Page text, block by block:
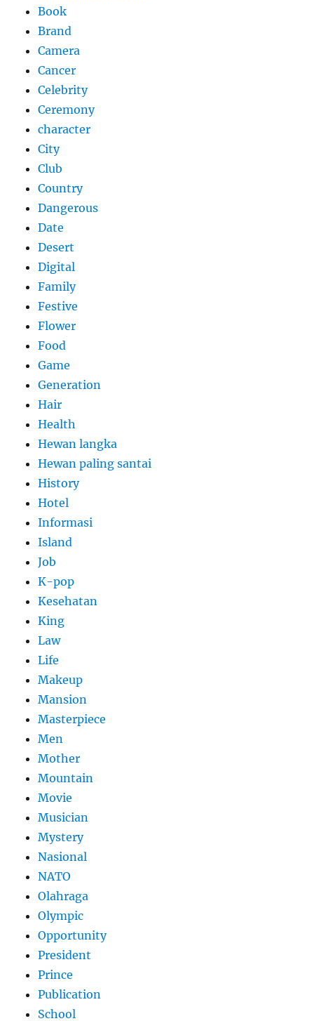
Book
Brand
Camera
Cancer
Celebrity
Ceremony
character
City
Club
Country
Dangerous
Date
Desert
Digital
Family
Festive
Flower
Food
Game
Generation
Hair
Health
Hewan langka
Hewan paling santai
History
Hotel
Informasi
Island
Job
K-pop
Kesehatan
King
Law
Life
Makeup
Mansion
Masterpiece
Men
Mother
Mountain
Movie
Musician
Mystery
Nasional
NATO
Olahraga
Olympic
Opportunity
President
Prince
Publication
School